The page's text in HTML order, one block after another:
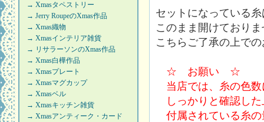
→ Xmasタペストリー
→ Jerry RoupeのXmas作品
→ Xmas織物
→ Xmasインテリア雑貨
→ リサラーソンのXmas作品
→ Xmas白樺作品
→ Xmasプレート
→ Xmasマグカップ
→ Xmasベル
→ Xmasキッチン雑貨
→ Xmasアンティーク・カード
セットになっている
このまま開けており
こちらご了承の上で
☆ お願い ☆
当店では、糸の色数
しっかりと確認した
付属されている糸の